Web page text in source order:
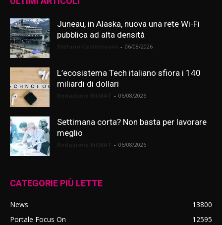
Juneau, in Alaska, nuova una rete Wi-Fi
pubblica ad alta densità
- 06/08/2026
L’ecosistema Tech italiano sfiora i 140
miliardi di dollari
- 06/08/2026
Settimana corta? Non basta per lavorare
meglio
- 06/08/2026
CATEGORIE PIÙ LETTE
News
13800
Portale Focus On
12595